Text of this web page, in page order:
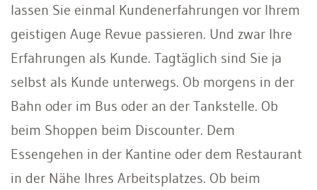
lassen Sie einmal Kundenerfahrungen vor Ihrem
geistigen Auge Revue passieren. Und zwar Ihre
Erfahrungen als Kunde. Tagtäglich sind Sie ja
selbst als Kunde unterwegs. Ob morgens in der
Bahn oder im Bus oder an der Tankstelle. Ob
beim Shoppen beim Discounter. Dem
Essengehen in der Kantine oder dem Restaurant
in der Nähe Ihres Arbeitsplatzes. Ob beim